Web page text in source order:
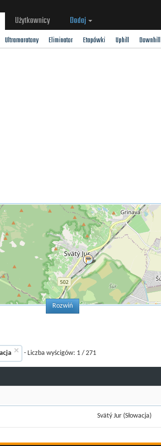
Użytkownicy Dodaj
Ultramaratony Eliminator Etapówki Uphill Downhill
Rozwiń
× - Liczba wyścigów: 1 / 271
Svätý Jur (Słowacja)